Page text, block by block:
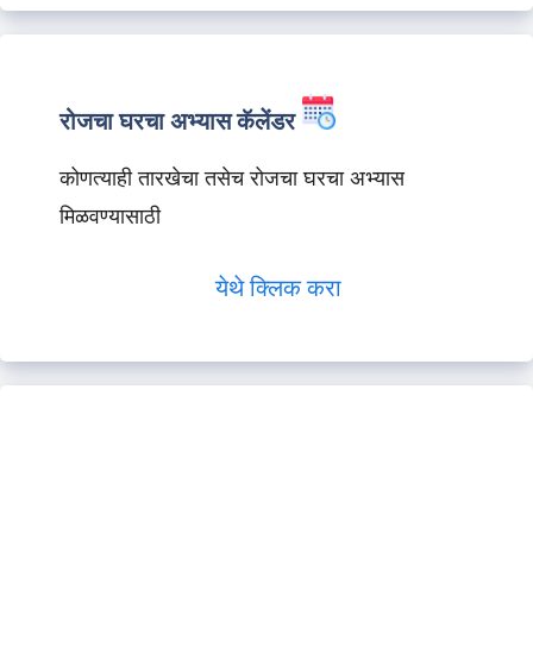
रोजचा घरचा अभ्यास कॅलेंडर
कोणत्याही तारखेचा तसेच रोजचा घरचा अभ्यास
मिळवण्यासाठी
येथे क्लिक करा